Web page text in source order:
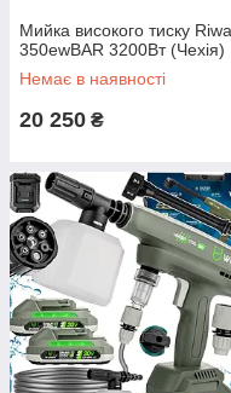
Мийка високого тиску
350ewBAR 3200Вт (Чехія)
Немає в наявності
20 250 ₴